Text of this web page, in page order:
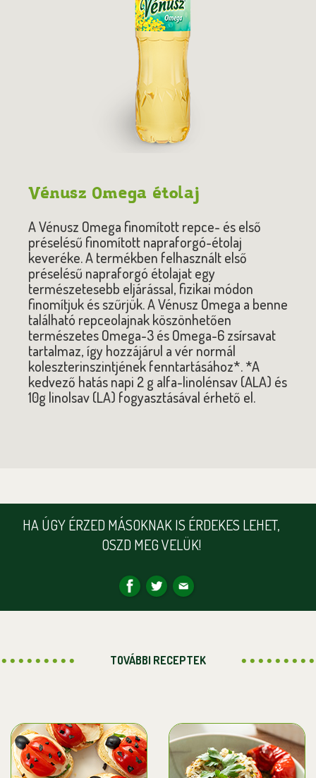
Vénusz Omega étolaj
A Vénusz Omega finomított repce- és első
préselésű finomított napraforgó-étolaj
keveréke. A termékben felhasznált első
préselésű napraforgó étolajat egy
természetesebb eljárással, fizikai módon
finomítjuk és szűrjük. A Vénusz Omega a benne
található repceolajnak köszönhetően
természetes Omega-3 és Omega-6 zsírsavat
tartalmaz, így hozzájárul a vér normál
koleszterinszintjének fenntartásához*. *A
kedvező hatás napi 2 g alfa-linolénsav (ALA) és
10g linolsav (LA) fogyasztásával érhető el.
HA ÚGY ÉRZED MÁSOKNAK IS ÉRDEKES LEHET,
OSZD MEG VELÜK!
TOVÁBBI RECEPTEK